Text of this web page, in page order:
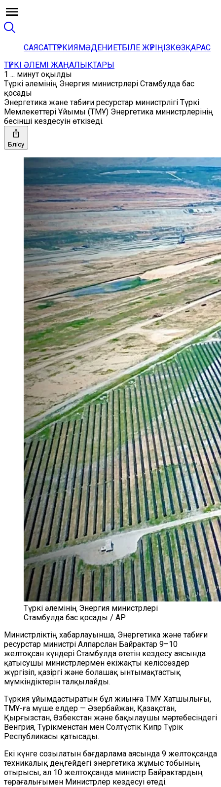
САЯСАТТҮРКИЯМӘДЕНИЕТБІЛЕ ЖҮРІҢІЗКӨЗҚАРАС
ТҮРКІ ӘЛЕМІ ЖАҢАЛЫҚТАРЫ
1 ... минут оқылды
Түркі әлемінің Энергия министрлері Стамбулда бас
қосады
Энергетика және табиғи ресурстар министрлігі Түркі
Мемлекеттері Ұйымы (ТМҰ) Энергетика министрлерінің
бесінші кездесуін өткізеді.
Бөлісу
Түркі әлемінің Энергия министрлері
Стамбулда бас қосады / AP
Министрліктің хабарлауынша, Энергетика және табиғи
ресурстар министрі Алпарслан Байрактар 9–10
желтоқсан күндері Стамбулда өтетін кездесу аясында
қатысушы министрлермен екіжақты келіссөздер
жүргізіп, қазіргі және болашақ ынтымақтастық
мүмкіндіктерін талқылайды.
Түркия ұйымдастыратын бұл жиынға ТМҰ Хатшылығы,
ТМҰ-ға мүше елдер — Әзербайжан, Қазақстан,
Қырғызстан, Өзбекстан және бақылаушы мәртебесіндегі
Венгрия, Түрікменстан мен Солтүстік Кипр Түрік
Республикасы қатысады.
Екі күнге созылатын бағдарлама аясында 9 желтоқсанда
техникалық деңгейдегі энергетика жұмыс тобының
отырысы, ал 10 желтоқсанда министр Байрактардың
төрағалығымен Министрлер кездесуі өтеді.